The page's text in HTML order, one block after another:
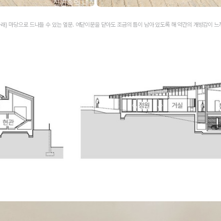
) 마당으로 드나들 수 있는 옆문. 여닫이문을 닫아도 조금의 틈이 남아 있도록 해 약간의 개방감이 느